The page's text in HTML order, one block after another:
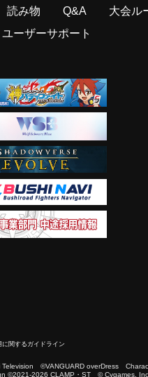
読み物 Q&A
大会ル
ユーザーサポート
に関するガイドライン
©VANGUARD overDress
©2021-2026 CLAMP・ST © Cygames,